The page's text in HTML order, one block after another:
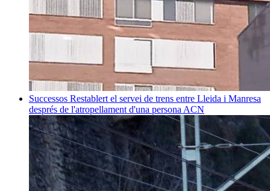
Successos Restablert el servei de trens entre Lleida i Manresa
després de l'atropellament d'una persona ACN